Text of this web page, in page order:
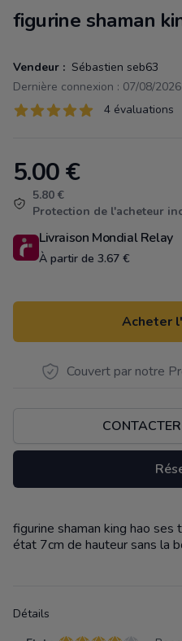
figurine shaman
Vendeur : Sébastien seb63
Dernière connexion : 07/08/
Évaluations
4 sur 5 étoiles 4 évaluations
Product information
5.00€
5.80 €
Protection de l'acheteur
Livraison Mondial Relay
À partir de 3.67 €
Acheter
Couvert par notre
Description
figurine shaman king hao
état 7cm de hauteur sans la
Détails